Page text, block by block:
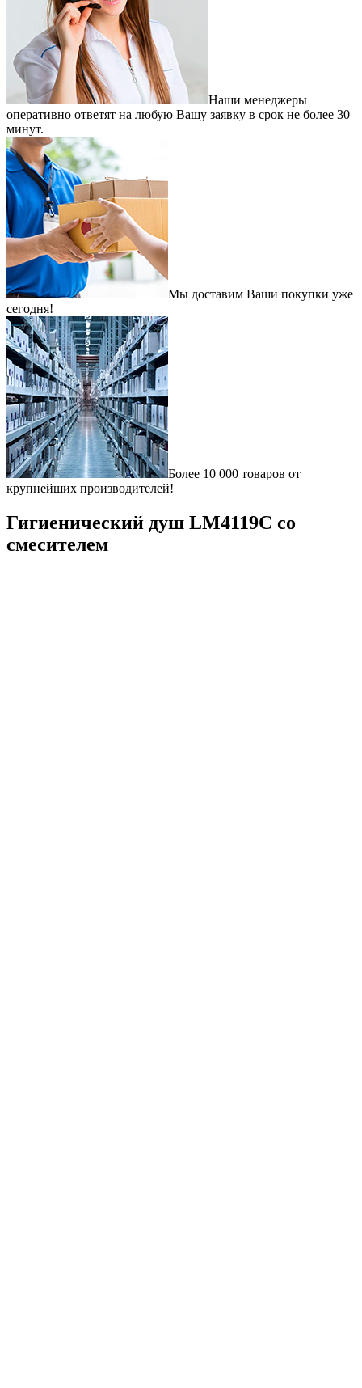
Наши менеджеры
оперативно ответят на любую Вашу заявку в срок не более 30
минут.
Мы доставим Ваши покупки уже
сегодня!
Более 10 000 товаров от
крупнейших производителей!
Гигиенический душ LM4119C со
смесителем